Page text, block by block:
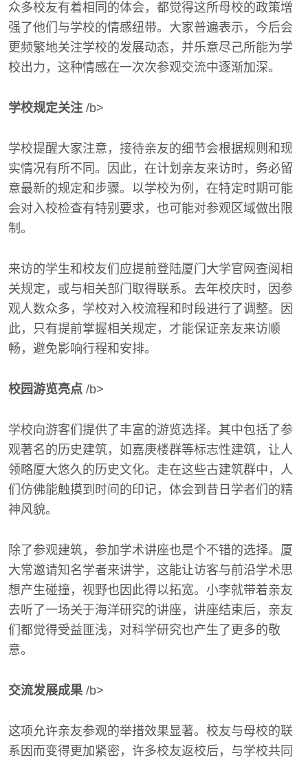
众多校友有着相同的体会，都觉得这所母校的政策增
强了他们与学校的情感纽带。大家普遍表示，今后会
更频繁地关注学校的发展动态，并乐意尽己所能为学
校出力，这种情感在一次次参观交流中逐渐加深。
学校规定关注 /b>
学校提醒大家注意，接待亲友的细节会根据规则和现
实情况有所不同。因此，在计划亲友来访时，务必留
意最新的规定和步骤。以学校为例，在特定时期可能
会对入校检查有特别要求，也可能对参观区域做出限
制。
来访的学生和校友们应提前登陆厦门大学官网查阅相
关规定，或与相关部门取得联系。去年校庆时，因参
观人数众多，学校对入校流程和时段进行了调整。因
此，只有提前掌握相关规定，才能保证亲友来访顺
畅，避免影响行程和安排。
校园游览亮点 /b>
学校向游客们提供了丰富的游览选择。其中包括了参
观著名的历史建筑，如嘉庚楼群等标志性建筑，让人
领略厦大悠久的历史文化。走在这些古建筑群中，人
们仿佛能触摸到时间的印记，体会到昔日学者们的精
神风貌。
除了参观建筑，参加学术讲座也是个不错的选择。厦
大常邀请知名学者来讲学，这能让访客与前沿学术思
想产生碰撞，视野也因此得以拓宽。小李就带着亲友
去听了一场关于海洋研究的讲座，讲座结束后，亲友
们都觉得受益匪浅，对科学研究也产生了更多的敬
意。
交流发展成果/b>
这项允许亲友参观的举措效果显著。校友与母校的联
系因而变得更加紧密，许多校友返校后，与学校共同